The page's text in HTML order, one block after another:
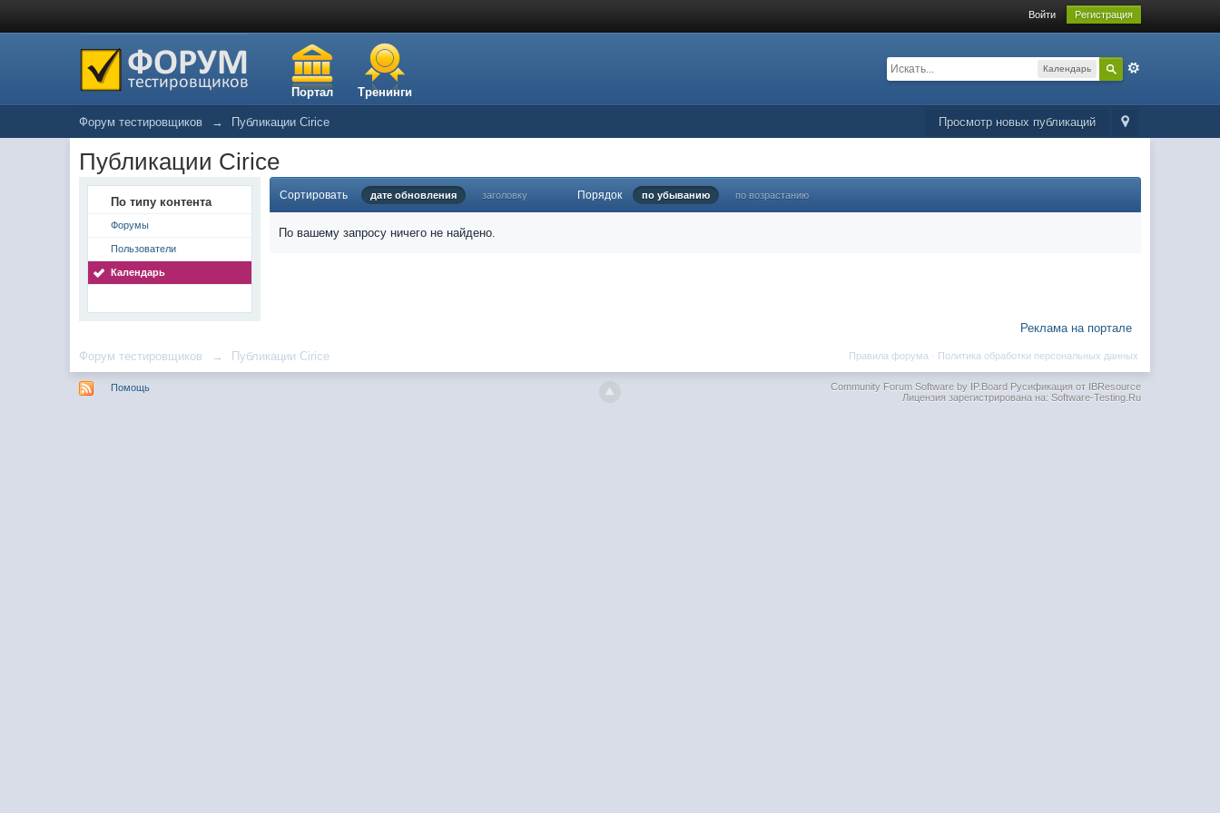
Войти Регистрация
Портал Тренинги
Календарь
Просмотр новых публикаций
Форум тестировщиков → Публикации Cirice
Публикации Cirice
По типу контента
Форумы
Пользователи
Календарь
Сортировать дате обновления заголовку Порядок по убыванию по возрастанию
По вашему запросу ничего не найдено.
Реклама на портале
Форум тестировщиков → Публикации Cirice Политика обработки персональных данных
Правила форума ·
Помощь Community Forum Software by IP.BoardРусификация от IBResource
Лицензия зарегистрирована на: Software-Testing.Ru